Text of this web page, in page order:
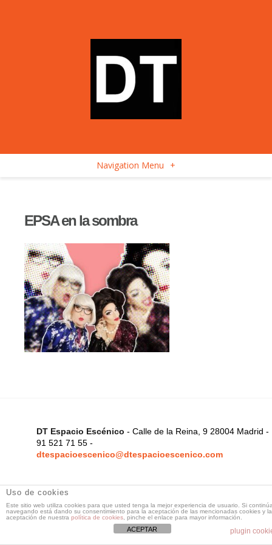
Navigation Menu +
EPSA en la sombra
DT Espacio Escénico - Calle de la Reina, 9 28004 Madrid -
91 521 71 55 -
dtespacioescenico@dtespacioescenico.com
Uso de cookies
Este sitio web utiliza cookies para que usted tenga la mejor experiencia de usuario. Si
navegando está dando su consentimiento para la aceptación de las mencionadas cookies y la
aceptación de nuestra política de cookies , pinche el enlace para mayor información.
plugin
ACEPTAR